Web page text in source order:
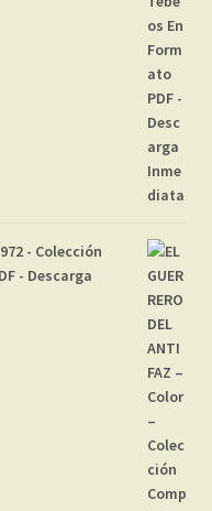
- Colección
- Descarga